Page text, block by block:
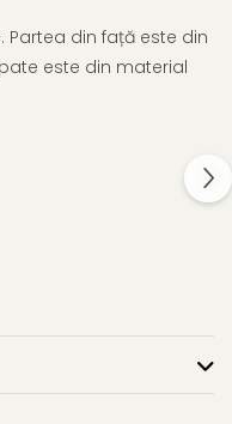
din față este din
este din material